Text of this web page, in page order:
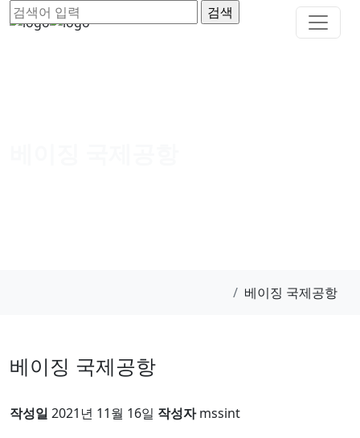
베이징 국제공항
베이징 국제공항
작성일 2021년 11월 16일 작성자mssint